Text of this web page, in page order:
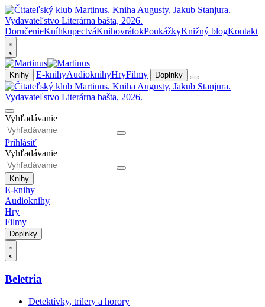
DoručenieKníhkupectváKnihovrátokPoukážkyKnižný blogKontakt
Knihy E-knihyAudioknihyHryFilmy Doplnky
Vyhľadávanie
Prihlásiť
Vyhľadávanie
Knihy
E-knihy
Audioknihy
Hry
Filmy
Doplnky
Beletria
Detektívky, trilery a horory